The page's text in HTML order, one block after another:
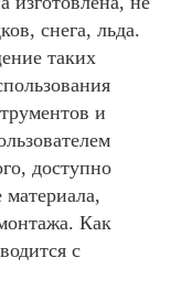
снега, льда.
таких
и
доступно
материала,
Как
с